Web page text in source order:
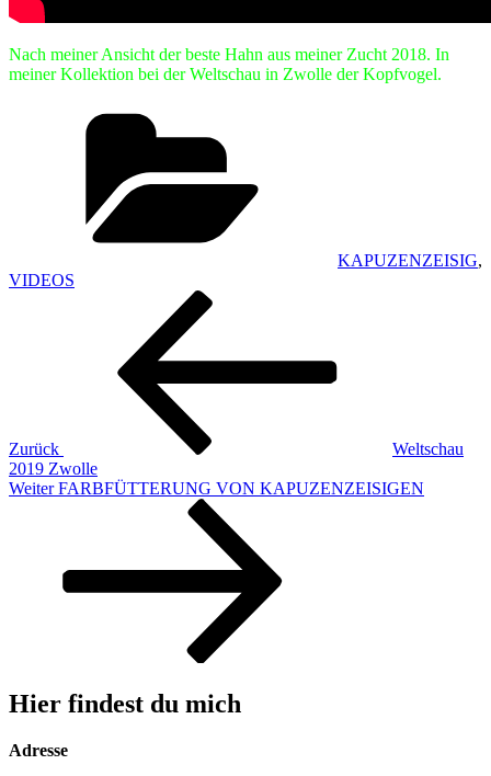
Nach meiner Ansicht der beste Hahn aus meiner Zucht 2018. In
meiner Kollektion bei der Weltschau in Zwolle der Kopfvogel.
KAPUZENZEISIG,
VIDEOS
Beitragsnavigation
Zurück
Weltschau
2019 Zwolle
Nächster
Weiter FARBFÜTTERUNG VON KAPUZENZEISIGEN
Hier findest du mich
Adresse